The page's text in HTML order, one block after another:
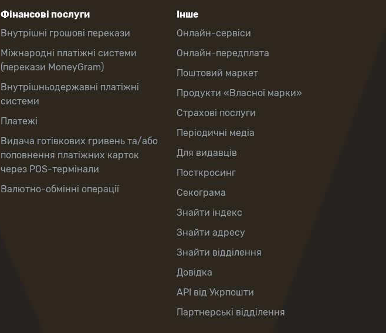
Фінансові послуги
Внутрішні грошові перекази
Міжнародні платіжні системи
(перекази MoneyGram)
Внутрішньодержавні платіжні
системи
Платежі
Видача готівкових гривень та/або
поповнення платіжних карток
через POS-термінали
Валютно-обмінні операції
Інше
Онлайн-сервіси
Онлайн-передплата
Поштовий маркет
Продукти «Власної марки»
Страхові послуги
Періодичні медіа
Для видавців
Посткросинг
Секограма
Знайти індекс
Знайти адресу
Знайти відділення
Довідка
API від Укрпошти
Партнерські відділення